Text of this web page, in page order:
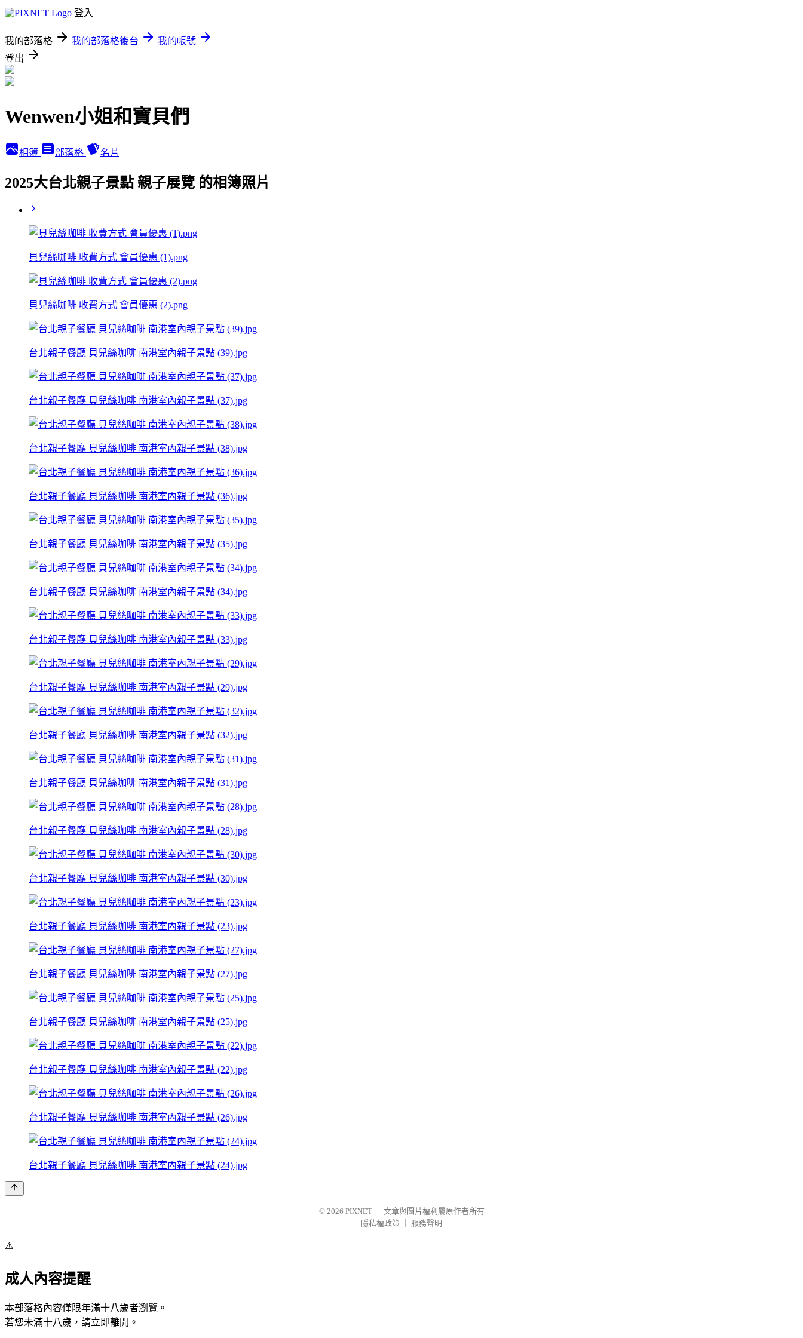
登入
我的部落格 我的部落格後台
我的帳號
登出
Wenwen小姐和寶貝們
相簿 部落格 名片
2025大台北親子景點 親子展覽 的相簿照片
貝兒絲咖啡 收費方式 會員優惠 (1).png
貝兒絲咖啡 收費方式 會員優惠 (2).png
台北親子餐廳 貝兒絲咖啡 南港室內親子景點 (39).jpg
台北親子餐廳 貝兒絲咖啡 南港室內親子景點 (37).jpg
台北親子餐廳 貝兒絲咖啡 南港室內親子景點 (38).jpg
台北親子餐廳 貝兒絲咖啡 南港室內親子景點 (36).jpg
台北親子餐廳 貝兒絲咖啡 南港室內親子景點 (35).jpg
台北親子餐廳 貝兒絲咖啡 南港室內親子景點 (34).jpg
台北親子餐廳 貝兒絲咖啡 南港室內親子景點 (33).jpg
台北親子餐廳 貝兒絲咖啡 南港室內親子景點 (29).jpg
台北親子餐廳 貝兒絲咖啡 南港室內親子景點 (32).jpg
台北親子餐廳 貝兒絲咖啡 南港室內親子景點 (31).jpg
台北親子餐廳 貝兒絲咖啡 南港室內親子景點 (28).jpg
台北親子餐廳 貝兒絲咖啡 南港室內親子景點 (30).jpg
台北親子餐廳 貝兒絲咖啡 南港室內親子景點 (23).jpg
台北親子餐廳 貝兒絲咖啡 南港室內親子景點 (27).jpg
台北親子餐廳 貝兒絲咖啡 南港室內親子景點 (25).jpg
台北親子餐廳 貝兒絲咖啡 南港室內親子景點 (22).jpg
台北親子餐廳 貝兒絲咖啡 南港室內親子景點 (26).jpg
台北親子餐廳 貝兒絲咖啡 南港室內親子景點 (24).jpg
© 2026 PIXNET
文章與圖片權利屬原作者所有
隱私權政策
服務聲明
⚠️
成人內容提醒
本部落格內容僅限年滿十八歲者瀏覽。
若您未滿十八歲，請立即離開。